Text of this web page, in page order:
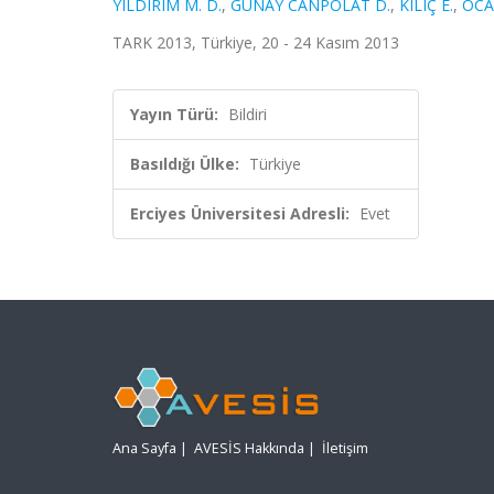
YILDIRIM M. D., GÜNAY CANPOLAT D., KILIÇ E.,
TARK 2013, Türkiye, 20 - 24 Kasım 2013
Yayın Türü: Bildiri
Basıldığı Ülke: Türkiye
Erciyes Üniversitesi Adresli: Evet
Ana Sayfa | AVESİS Hakkında | İletişim